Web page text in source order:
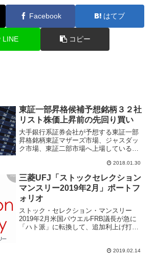
Facebook はてブ
LINE コピー
東証一部昇格候補予想銘柄３２社
リスト株価上昇前の先回り買い
大手銀行系証券会社が予想する東証一部
昇格銘柄東証マザーズ市場、ジャスダッ
ク市場、東証二部市場へ上場している企
がりするケースがほとんどで、過去にも
「コバンザメ投資方法」として有名な
「J-CAFEの株式投資日...
2018.01.30
三菱UFJ「ストックセレクション
マンスリー2019年2月」ポートフ
ォリオ
ストック・セレクション・マンスリー
2019年2月米国パウエルFRB議長が急に
「ハト派」に転換して、追加利上げ打ち
スクオフへ傾いて上昇。米国、中国、欧
2019.02.14